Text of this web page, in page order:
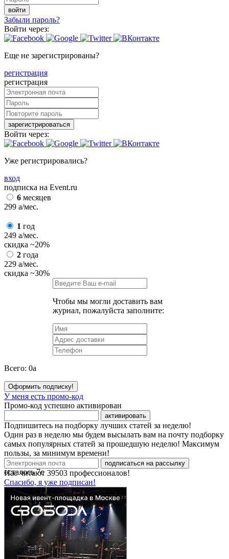
войти
Забыли пароль?
Войти через:
Еще не зарегистрированы?
регистрация
регистрация
зарегистрироваться
Войти через:
Уже регистрировались?
вход
подписка на Event.ru
6 месяцев
299 a/мес.
1 год
249 a/мес.
скидка ~20%
2 года
229 a/мес.
скидка ~30%
Чтобы мы могли доставить вам
журнал, пожалуйста заполните:
Всего: 0a
Оформить подписку!
У меня есть промо-код
Промо-код успешно активирован
активировать
Подпишитесь на подборку лучших статей за неделю!
Один раз в неделю мы будем высылать вам на почту подборку
самых популярных статей за прошедшую неделю! Максимум
пользы, за минимум времени!
подписаться на рассылку
Нас читают 39503 профессионалов!
Спасибо, я уже подписан!
осталось7с